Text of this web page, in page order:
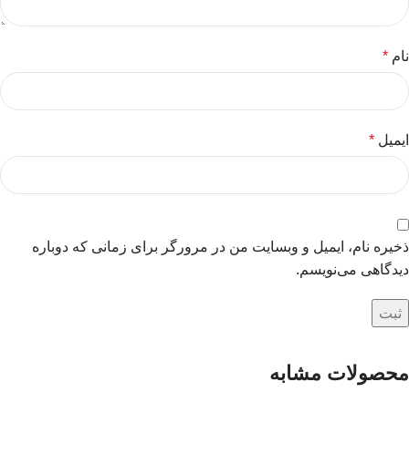
نام *
ایمیل *
ذخیره نام، ایمیل و وبسایت من در مرورگر برای زمانی که دوباره
دیدگاهی می‌نویسم.
محصولات مشابه